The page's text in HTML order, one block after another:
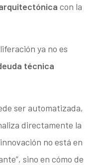
con la
ya no es
técnica
ser automatizada,
directamente la
no está en
sino en cómo de